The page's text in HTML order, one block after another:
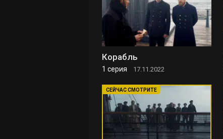
Корабль
1 серия 17.11.2022